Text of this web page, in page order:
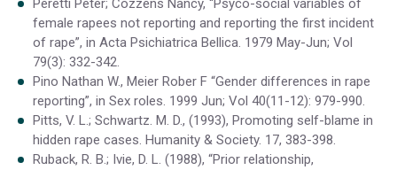
Peretti Peter; Cozzens Nancy, “Psyco-social variables of
female rapees not reporting and reporting the first incident
of rape”, in Acta Psichiatrica Bellica. 1979 May-Jun; Vol
79(3): 332-342.
Pino Nathan W., Meier Rober F “Gender differences in rape
reporting”, in Sex roles. 1999 Jun; Vol 40(11-12): 979-990.
Pitts, V. L.; Schwartz. M. D., (1993), Promoting self-blame in
hidden rape cases. Humanity & Society. 17, 383-398.
Ruback, R. B.; Ivie, D. L. (1988), “Prior relationship,